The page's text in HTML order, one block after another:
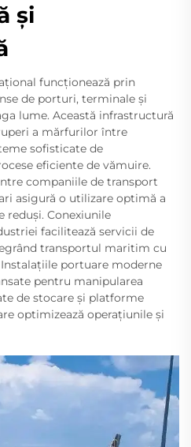
și
funcționează prin
de porturi, terminale și
lume. Această infrastructură
a mărfurilor între
sofisticate de
eficiente de vămuire.
companiile de transport
asigură o utilizare optimă a
Conexiunile
facilitează servicii de
transportul maritim cu
portuare moderne
pentru manipularea
de stocare și platforme
optimizează operațiunile și